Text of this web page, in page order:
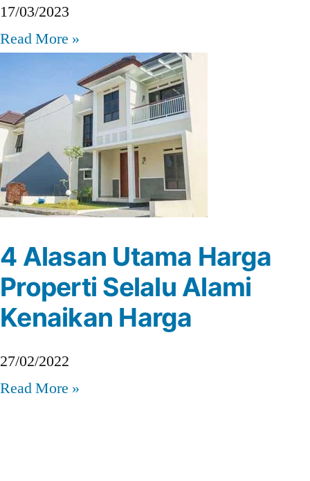
17/03/2023
Read More »
4 Alasan Utama Harga
Properti Selalu Alami
Kenaikan Harga
27/02/2022
Read More »